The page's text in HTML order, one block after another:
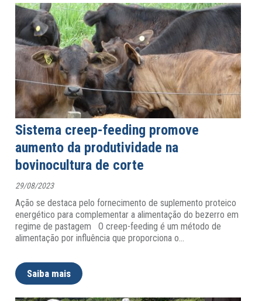
Sistema creep-feeding promove
aumento da produtividade na
bovinocultura de corte
29/08/2023
Ação se destaca pelo fornecimento de suplemento proteico
energético para complementar a alimentação do bezerro em
regime de pastagem O creep-feeding é um método de
alimentação por influência que proporciona o…
Saiba mais